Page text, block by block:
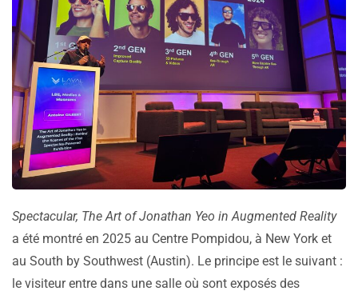
Spectacular, The Art of Jonathan Yeo in Augmented Reality
a été montré en 2025 au Centre Pompidou, à New York et
au South by Southwest (Austin). Le principe est le suivant :
le visiteur entre dans une salle où sont exposés des